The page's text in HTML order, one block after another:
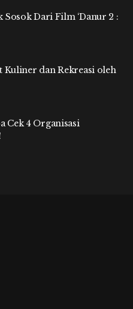
Sosok Dari Film ‘Danur 2 :
Kuliner dan Rekreasi oleh
Cek 4 Organisasi